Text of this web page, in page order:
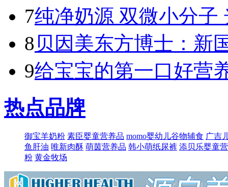
7纯净奶源 双微小分子
8 贝因美东方博士：新
9给宝宝的第一口好营
热点品牌
御宝羊奶粉 素臣婴童营养品 momo婴幼儿谷物辅食 广吉
鱼肝油 唯新肉酥 萌​茵营养品 韩小萌纸尿裤 添贝乐婴童
粉 黄金牧场